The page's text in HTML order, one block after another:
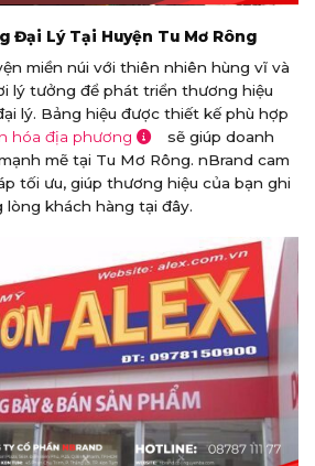
Đại Lý Tại Huyện Tu Mơ Rông
miền núi với thiên nhiên hùng vĩ và
lý tưởng để phát triển thương hiệu
lý. Bảng hiệu được thiết kế phù hợp
hóa địa phương
sẽ giúp doanh
mẽ tại Tu Mơ Rông. nBrand cam
tối ưu, giúp thương hiệu của bạn ghi
lòng khách hàng tại đây.